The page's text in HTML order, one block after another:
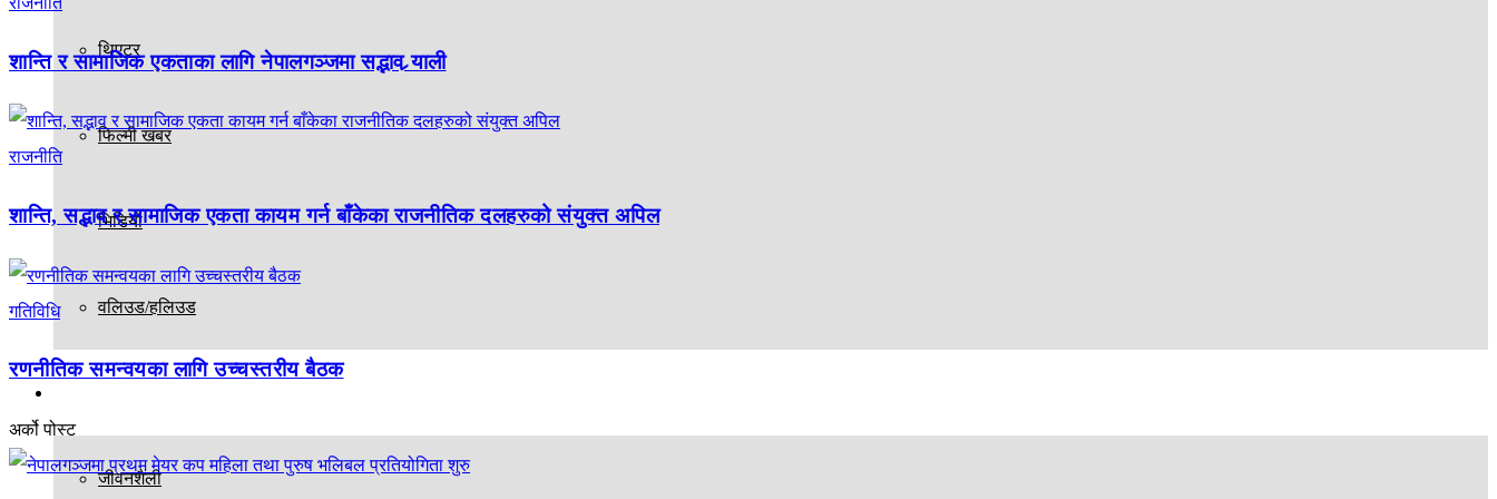
थिएटर
फिल्मी खबर
भिडियो
वलिउड/हलिउड
जीवनशैली
शान्ति र सामाजिक एकताका लागि नेपालगञ्जमा सद्भाव र्‍याली
राजनीति
शान्ति, सद्भाव र सामाजिक एकता कायम गर्न बाँकेका राजनीतिक दलहरुको संयुक्त अपिल
गतिविधि
रणनीतिक समन्वयका लागि उच्चस्तरीय बैठक
अर्को पोस्ट